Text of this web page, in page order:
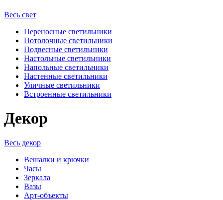
Весь свет
Переносные светильники
Потолочные светильники
Подвесные светильники
Настольные светильники
Напольные светильники
Настенные светильники
Уличные светильники
Встроенные светильники
Декор
Весь декор
Вешалки и крючки
Часы
Зеркала
Вазы
Арт-объекты